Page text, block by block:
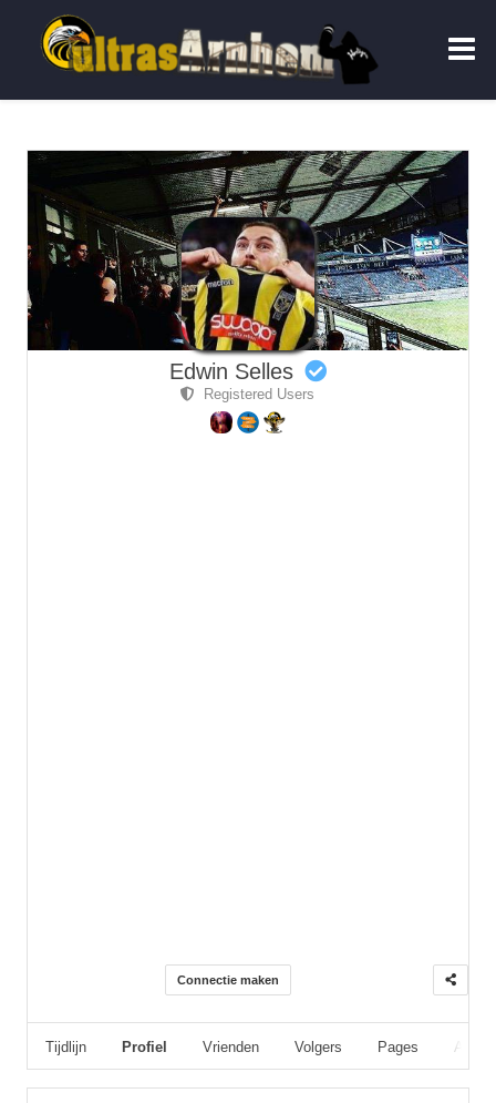
Edwin Selles
Registered Users
Connectie maken
Tijdlijn Profiel Vrienden Volgers Pages